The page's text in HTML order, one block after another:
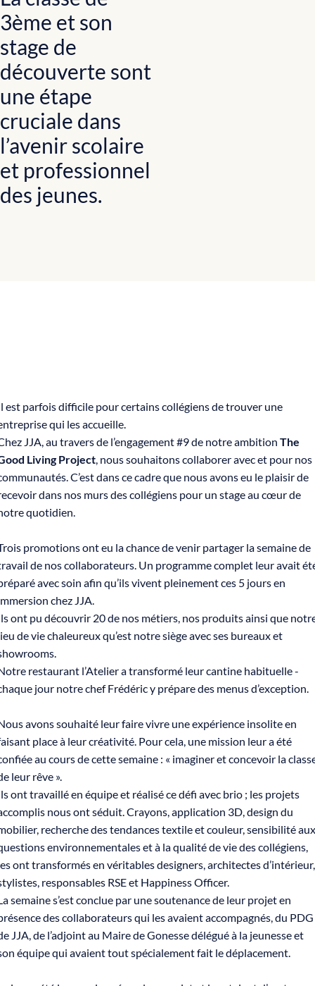
3ème et son
stage de
découverte sont
une étape
cruciale dans
l’avenir scolaire
et professionnel
des jeunes.
est parfois difficile pour certains collégiens de trouver une
qui les accueille.
JJA, au travers de l’engagement #9 de notre ambition The
Living Project, nous souhaitons collaborer avec et pour nos
C’est dans ce cadre que nous avons eu le plaisir de
dans nos murs des collégiens pour un stage au cœur de
quotidien.
promotions ont eu la chance de venir partager la semaine de
de nos collaborateurs. Un programme complet leur avait
avec soin afin qu’ils vivent pleinement ces 5 jours en
chez JJA.
ont pu découvrir 20 de nos métiers, nos produits ainsi que
de vie chaleureux qu’est notre siège avec ses bureaux et
restaurant l’Atelier a transformé leur cantine habituelle -
jour notre chef Frédéric y prépare des menus d’exception.
avons souhaité leur faire vivre une expérience insolite en
place à leur créativité. Pour cela, une mission leur a été
au cours de cette semaine : « imaginer et concevoir la
leur rêve ».
ont travaillé en équipe et réalisé ce défi avec brio ; les projets
nous ont séduit. Crayons, application 3D, design du
recherche des tendances textile et couleur, sensibilité aux
environnementales et à la qualité de vie des collégiens,
ont transformés en véritables designers, architectes d’intérieur,
responsables RSE et Happiness Officer.
semaine s’est conclue par une soutenance de leur projet en
des collaborateurs qui les avaient accompagnés, du PDG
JJA, de l’adjoint au Maire de Gonesse délégué à la jeunesse et
équipe qui avaient tout spécialement fait le déplacement.